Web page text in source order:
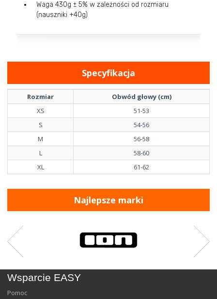
Waga 430g ± 5% w zależności od rozmiaru
(nauszniki +40g)
Specyfikacja
Rozmiar
Obwód głowy (cm)
XS
51-53
S
54-56
M
56-58
L
58-60
XL
61-62
Najlepsze marki
Wsparcie EASY
Pomoc